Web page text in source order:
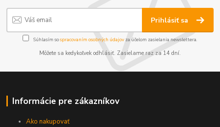
Prihlásiť sa
Súhlasím sospracovaním osobných údajov za účelom zasielania newslettera.
Môžete sa kedykoľvek odhlásiť. Zasielame raz za 14 dní.
Informácie pre zákazníkov
Ako nakupovať